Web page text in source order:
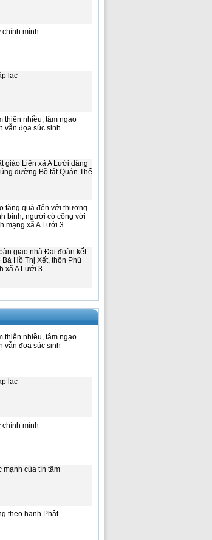
chính mình
lạc
thiện nhiều, tâm ngạo
vẫn đọa súc sinh
giáo Liên xã A Lưới dâng
dường Bồ tát Quán Thế
tặng quà đến với thương
binh, người có công với
mạng xã A Lưới 3
giao nhà Đại đoàn kết
Bà Hồ Thị Xết, thôn Phú
xã A Lưới 3
thiện nhiều, tâm ngạo
vẫn đọa súc sinh
lạc
chính mình
mạnh của tín tâm
theo hạnh Phật